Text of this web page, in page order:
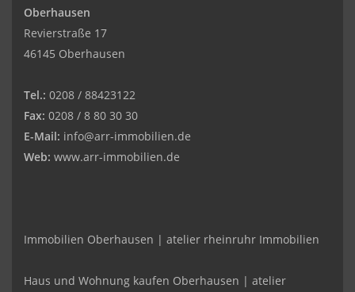
Oberhausen
Revierstraße 17
46145 Oberhausen
Tel.: 0208 / 88423122
Fax: 0208 / 8 80 30 30
E-Mail: info@arr-immobilien.de
Web: www.arr-immobilien.de
Immobilien Oberhausen | atelier rheinruhr Immobilien
Haus und Wohnung kaufen Oberhausen | atelier